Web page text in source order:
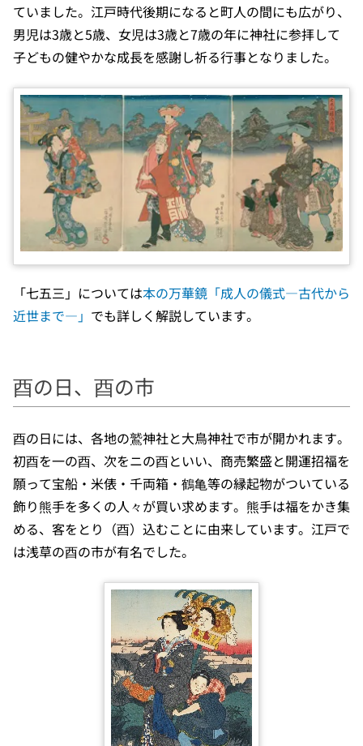
ていました。江戸時代後期になると町人の間にも広がり、
男児は3歳と5歳、女児は3歳と7歳の年に神社に参拝して
子どもの健やかな成長を感謝し祈る行事となりました。
「七五三」については本の万華鏡「成人の儀式―古代から
近世まで―」 でも詳しく解説しています。
酉の日、酉の市
酉の日には、各地の鷲神社と大鳥神社で市が開かれます。
初酉を一の酉、次をニの酉といい、商売繁盛と開運招福を
願って宝船・米俵・千両箱・鶴亀等の縁起物がついている
飾り熊手を多くの人々が買い求めます。熊手は福をかき集
める、客をとり（酉）込むことに由来しています。江戸で
は浅草の酉の市が有名でした。